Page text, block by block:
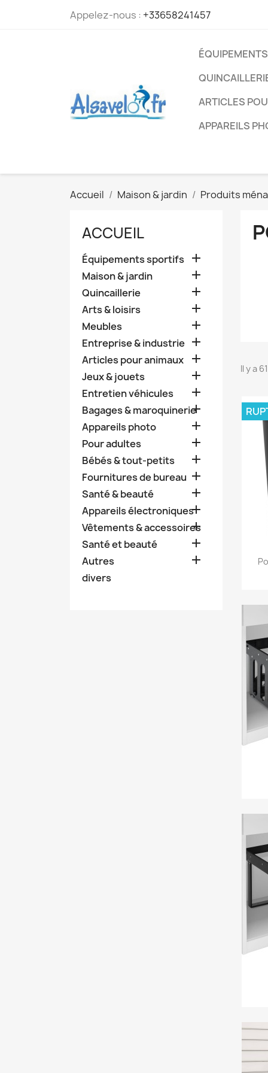
Appelez-nous : +33658241457
ARTICLES
APPAREILS
Accueil Maison & jardin Produits
ACCUEIL
Équipements sportifs 
Maison & jardin 
Quincaillerie 
Arts & loisirs 
Meubles 
Entreprise & industrie 
Articles pour animaux 
Jeux & jouets 
Entretien véhicules 
Bagages & maroquinerie

Appareils photo 
Pour adultes 
Bébés & tout-petits 
Fournitures de bureau 
Santé & beauté 
Appareils électroniques
Vêtements & accessoires

Santé et beauté 
Autres 
divers
Il y a